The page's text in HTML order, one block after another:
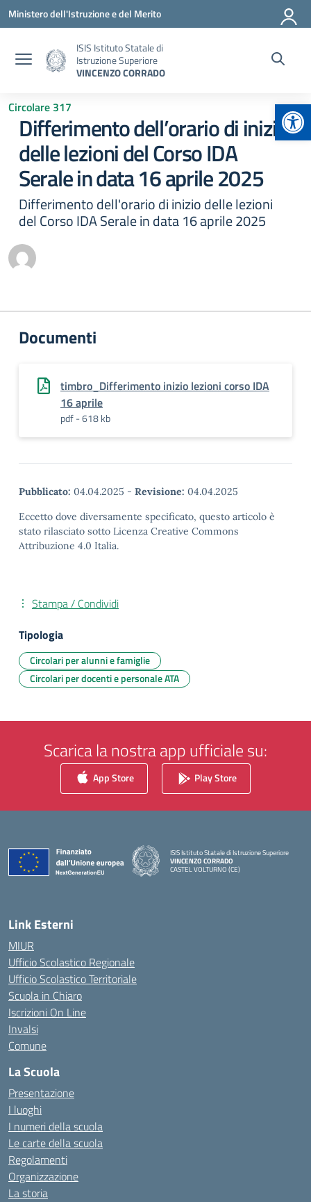
Vai ai contenuti
Vai al menu di navigazione
Vai al footer
Ministero dell'Istruzione e del Merito
ISIS Istituto Statale di
Istruzione Superiore
VINCENZO CORRADO
Circolare 317
Differimento dell’orario di inizio
delle lezioni del Corso IDA
Serale in data 16 aprile 2025
Differimento dell'orario di inizio delle lezioni
del Corso IDA Serale in data 16 aprile 2025
Documenti
timbro_Differimento inizio lezioni corso IDA
16 aprile
pdf - 618 kb
Pubblicato: 04.04.2025 - Revisione: 04.04.2025
Eccetto dove diversamente specificato, questo articolo è
stato rilasciato sotto Licenza Creative Commons
Attribuzione 4.0 Italia.
Stampa / Condividi
Tipologia
Circolari per alunni e famiglie
Circolari per docenti e personale ATA
Scarica la nostra app ufficiale su:
App Store Play Store
ISIS Istituto Statale di Istruzione Superiore
VINCENZO CORRADO
CASTEL VOLTURNO (CE)
Link Esterni
MIUR
Ufficio Scolastico Regionale
Ufficio Scolastico Territoriale
Scuola in Chiaro
Iscrizioni On Line
Invalsi
Comune
La Scuola
Presentazione
I luoghi
I numeri della scuola
Le carte della scuola
Regolamenti
Organizzazione
La storia